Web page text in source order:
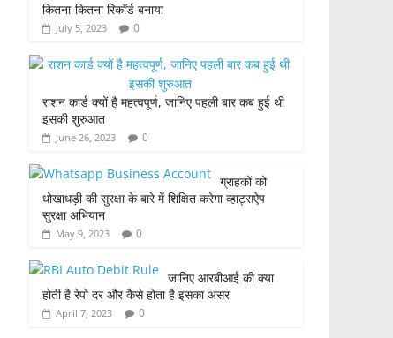
कितना-कितना रिकॉर्ड बनाया
July 5, 2023 0
राशन कार्ड क्यों है महत्वपूर्ण, जानिए पहली बार कब हुई थी
इसकी शुरुआत
June 26, 2023 0
ग्राहकों को
धोखाधड़ी की सुरक्षा के बारे में शिक्षित करेगा व्हाट्सऐप
सुरक्षा अभियान
May 9, 2023 0
जानिए आरबीआई की क्या
होती है रेपो दर और कैसे होता है इसका असर
April 7, 2023 0